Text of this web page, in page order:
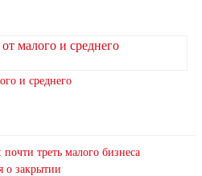
и среднего
треть малого бизнеса
о закрытии